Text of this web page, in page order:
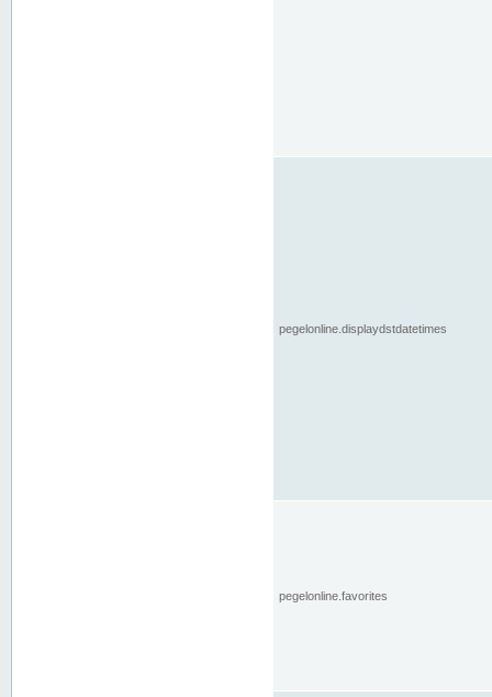
pegelonline.displaydstdatetimes
pegelonline.favorites